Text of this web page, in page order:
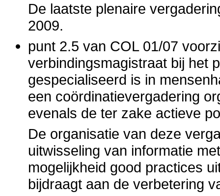
De laatste plenaire
2009.
punt 2.5 van COL 01/07
verbindingsmagistraat bij het
gespecialiseerd is in
een coördinatievergadering
evenals de ter zake actieve
De organisatie van deze
uitwisseling van informatie
mogelijkheid good practices
bijdraagt aan de verbetering